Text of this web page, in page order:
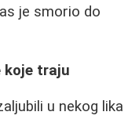
je smorio do
koje traju
u nekog lika